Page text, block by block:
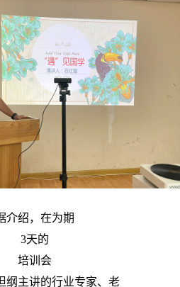
范字师训的宗旨和意义。他说，
为了提高民族自信以及为国家培
还以历代书法大家为例，讲述了
优秀传统文化传承的重要性。
介绍，在为期
3天的
培训会
纲主讲的行业专家、老